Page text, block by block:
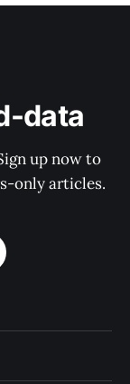
data
up now to
only articles.